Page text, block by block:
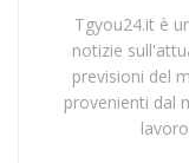
Tgyou24.it è
notizie
previsioni del
provenienti dal